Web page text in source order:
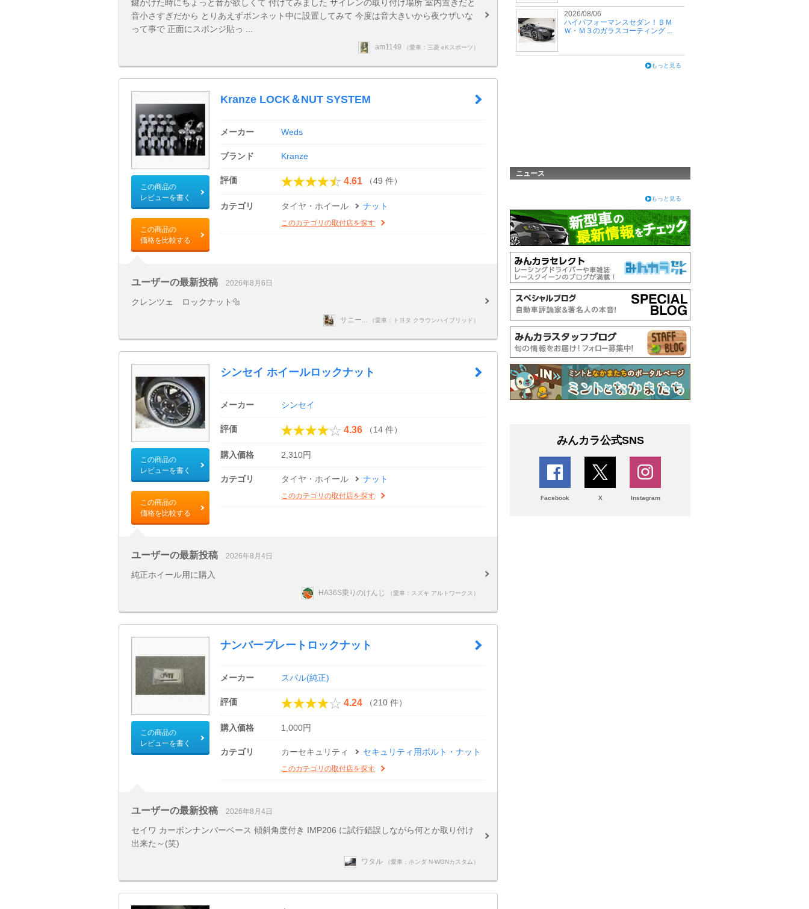
鍵かけた時にちょっと音が欲しくて 付けてみました サイレンの取り付け場所 室内置きだと
音小さすぎだから とりあえずボンネット中に設置してみて 今度は音大きいから夜ウザいな
って事で 正面にスポンジ貼っ ...
am1149 （愛車：三菱 eKスポーツ）
この商品の
レビューを書く
この商品の
価格を比較する
Kranze LOCK＆NUT SYSTEM
メーカー Weds
ブランド Kranze
評価 4.61 （49 件）
カテゴリ タイヤ・ホイール ナット
このカテゴリの取付店を探す
ユーザーの最新投稿 2026年8月6日
クレンツェ ロックナット🔩
サニー... （愛車：トヨタ クラウンハイブリッド）
この商品の
レビューを書く
この商品の
価格を比較する
シンセイ ホイールロックナット
メーカー シンセイ
評価 4.36 （14 件）
購入価格 2,310円
カテゴリ タイヤ・ホイール ナット
このカテゴリの取付店を探す
ユーザーの最新投稿 2026年8月4日
純正ホイール用に購入
HA36S乗りのけんじ （愛車：スズキ アルトワークス）
この商品の
レビューを書く
ナンバープレートロックナット
メーカー スバル(純正)
評価 4.24 （210 件）
購入価格 1,000円
カテゴリ カーセキュリティ セキュリティ用ボルト・ナット
このカテゴリの取付店を探す
ユーザーの最新投稿 2026年8月4日
セイワ カーボンナンバーベース 傾斜角度付き IMP206 に試行錯誤しながら何とか取り付け
出来た～(笑)
ワタル （愛車：ホンダ N-WGNカスタム）
2026/08/06
ハイパフォーマンスセダン！ＢＭ
Ｗ・Ｍ３のガラスコーティング ...
もっと見る
ニュース
もっと見る
みんカラ公式SNS
Facebook X Instagram